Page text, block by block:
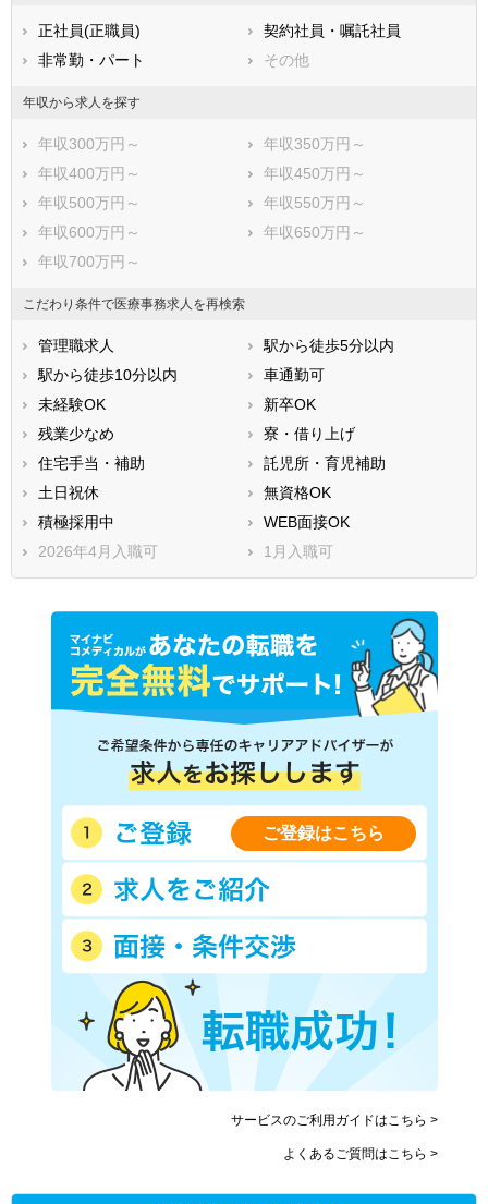
鹿児島県
正社員(正職員)
契約社員・嘱託社員
非常勤・パート
その他
年収から求人を探す
年収300万円～
年収350万円～
年収400万円～
年収450万円～
年収500万円～
年収550万円～
年収600万円～
年収650万円～
年収700万円～
こだわり条件で医療事務求人を再検索
管理職求人
駅から徒歩5分以内
駅から徒歩10分以内
車通勤可
未経験OK
新卒OK
残業少なめ
寮・借り上げ
住宅手当・補助
託児所・育児補助
土日祝休
無資格OK
積極採用中
WEB面接OK
2026年4月入職可
1月入職可
ご登録はこちら
サービスのご利用ガイドはこちら >
よくあるご質問はこちら >